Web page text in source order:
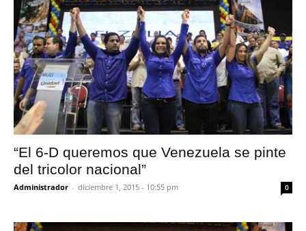
“El 6-D queremos que Venezuela se pinte
del tricolor nacional”
Administrador - diciembre 1, 2015 - 10:55 pm 0